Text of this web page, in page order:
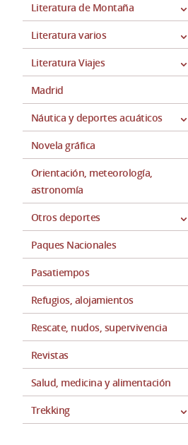
Literatura de Montaña
Literatura varios
Literatura Viajes
Madrid
Náutica y deportes acuáticos
Novela gráfica
Orientación, meteorología,
astronomía
Otros deportes
Paques Nacionales
Pasatiempos
Refugios, alojamientos
Rescate, nudos, supervivencia
Revistas
Salud, medicina y alimentación
Trekking